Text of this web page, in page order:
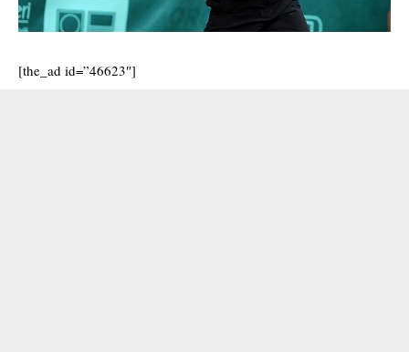
[the_ad id=”46623″]